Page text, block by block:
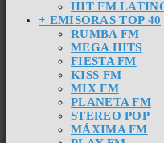
HIT FM
+ EMISORAS TOP 40
RUMBA FM
MEGA HITS
FIESTA FM
KISS FM
MIX FM
PLANETA FM
STEREO POP
MÁXIMA FM